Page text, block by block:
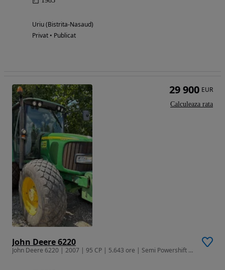
Uriu (Bistrita-Nasaud)
Privat • Publicat
John Deere 6220
John Deere 6220 | 2007 | 95 CP | 5.643 ore | Semi Powershift | AC | An
29 900 EUR
Calculeaza rata